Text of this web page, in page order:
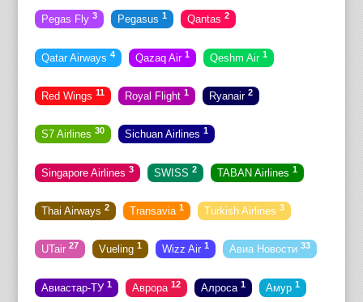
Pegas Fly 3 Pegasus 1 Qantas 2
Qatar Airways 4 Qazaq Air 1 Qeshm Air 1
Red Wings 11 Royal Flight 1 Ryanair 2
S7 Airlines 30 Sichuan Airlines 1
Singapore Airlines 3 SWISS 2 TABAN Airlines 1
Thai Airways 2 Transavia 1 Turkish Airlines 3
UTair 27 Vueling 1 Wizz Air 1 Авиа Новости 33
Авиастар-ТУ 1 Аврора 12 Алроса 1 Амур 1